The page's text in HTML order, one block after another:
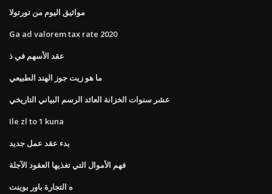
مواثيق اليوم من تورتولا
Ga ad valorem tax rate 2020
عقد الأسهم في ذ
ما هو زيت جوز الهند الطبيعي
عشر سنوات الخزانة العائد الرسم البياني التاريخي
Ile zl to 1 kuna
بدء عقد عمل جديد
فهم الأموال التي تغذيها العقود الآجلة
ه التجارة باور بوينت